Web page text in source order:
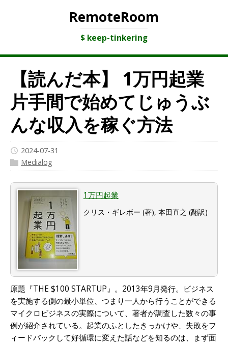
RemoteRoom
$ keep-tinkering
【読んだ本】 1万円起業
片手間で始めてじゅうぶ
んな収入を稼ぐ方法
2024-07-31
Medialog
1万円起業
クリス・ギレボー (著), 本田直之 (翻訳)
原題『THE $100 STARTUP』。2013年9月発行。ビジネス
を実施する側の最小単位、つまり一人から行うことができる
マイクロビジネスの実際について、著者が調査した数々の事
例が紹介されている。起業のふとしたきっかけや、失敗をフ
ィードバックして好循環に変えた話などを知るのは、まず面